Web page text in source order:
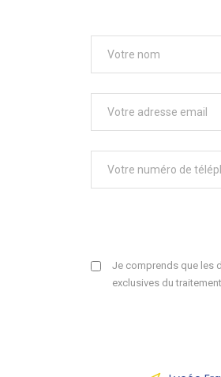
Je comprends que les
exclusives du